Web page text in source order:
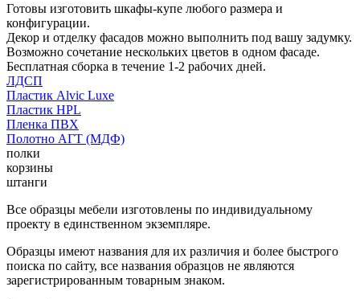
Готовы изготовить шкафы-купе любого размера и
конфигурации.
Декор и отделку фасадов можно выполнить под вашу задумку.
Возможно сочетание нескольких цветов в одном фасаде.
Бесплатная сборка в течение 1-2 рабочих дней.
ЛДСП
Пластик Alvic Luxe
Пластик HPL
Пленка ПВХ
Полотно АГТ (МДФ)
полки
корзины
штанги
Все образцы мебели изготовлены по индивидуальному
проекту в единственном экземпляре.
Образцы имеют названия для их различия и более быстрого
поиска по сайту, все названия образцов не являются
зарегистрированным товарным знаком.